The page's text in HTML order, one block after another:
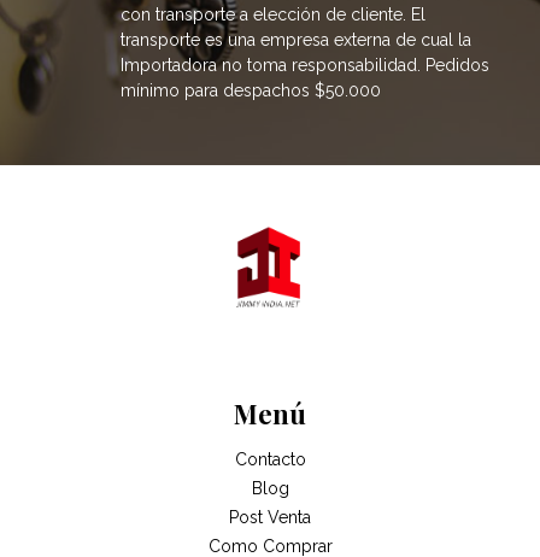
con transporte a elección de cliente. El
transporte es una empresa externa de cual la
Importadora no toma responsabilidad. Pedidos
mínimo para despachos $50.000
Menú
Contacto
Blog
Post Venta
Como Comprar